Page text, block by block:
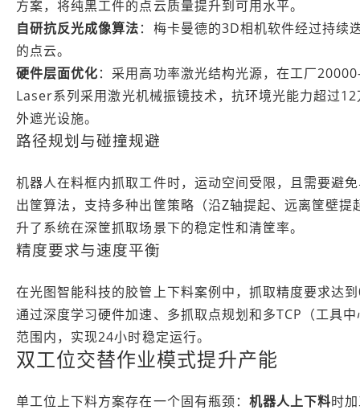
方案，将纯黑工件的点云质量提升到可用水平。
自研抗反光成像算法：梅卡曼德的3D相机软件经过持续
的点云。
硬件层面优化：采用高功率激光结构光源，在工厂
Laser系列采用激光机械振镜技术，抗环境光能力超过
外遮光设施。
路径规划与碰撞规避
机器人在料框内抓取工件时，运动空间受限，且需要避
出筐算法，支持多种出筐策略（沿Z轴提起、远离筐壁
升了系统在深筐抓取场景下的稳定性和清筐率。
精度要求与速度平衡
在光图智能科技的胶管上下料案例中，抓取精度要求达
通过深度学习硬件加速、多抓取点规划和多TCP（工具
范围内，实现24小时稳定运行。
双工位交替作业模式提升产能
单工位上下料方案存在一个固有瓶颈： 机器人上下料时